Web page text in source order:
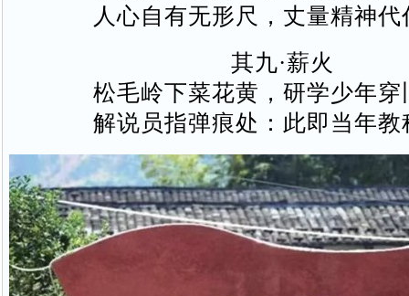
人心自有无形尺，丈量精神代
其九·薪火
松毛岭下菜花黄，研学少年穿
解说员指弹痕处：此即当年教